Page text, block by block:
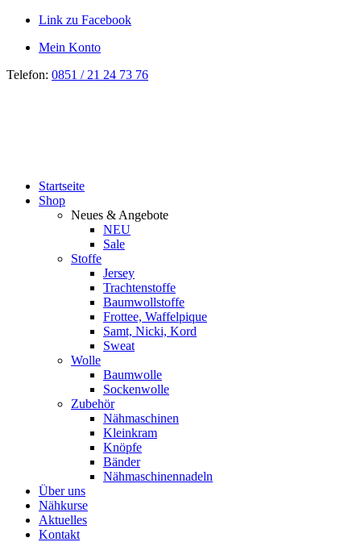
Link zu Facebook
Mein Konto
Telefon: 0851 / 21 24 73 76
Startseite
Shop
Neues & Angebote
NEU
Sale
Stoffe
Jersey
Trachtenstoffe
Baumwollstoffe
Frottee, Waffelpique
Samt, Nicki, Kord
Sweat
Wolle
Baumwolle
Sockenwolle
Zubehör
Nähmaschinen
Kleinkram
Knöpfe
Bänder
Nähmaschinennadeln
Über uns
Nähkurse
Aktuelles
Kontakt